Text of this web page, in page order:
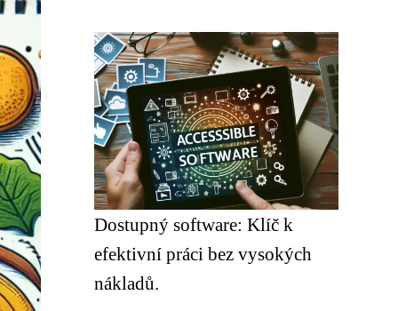
Dostupný software: Klíč k
efektivní práci bez vysokých
nákladů.